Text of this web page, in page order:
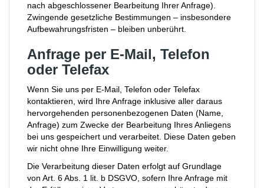
nach abgeschlossener Bearbeitung Ihrer Anfrage).
Zwingende gesetzliche Bestimmungen – insbesondere
Aufbewahrungsfristen – bleiben unberührt.
Anfrage per E-Mail, Telefon
oder Telefax
Wenn Sie uns per E-Mail, Telefon oder Telefax
kontaktieren, wird Ihre Anfrage inklusive aller daraus
hervorgehenden personenbezogenen Daten (Name,
Anfrage) zum Zwecke der Bearbeitung Ihres Anliegens
bei uns gespeichert und verarbeitet. Diese Daten geben
wir nicht ohne Ihre Einwilligung weiter.
Die Verarbeitung dieser Daten erfolgt auf Grundlage
von Art. 6 Abs. 1 lit. b DSGVO, sofern Ihre Anfrage mit